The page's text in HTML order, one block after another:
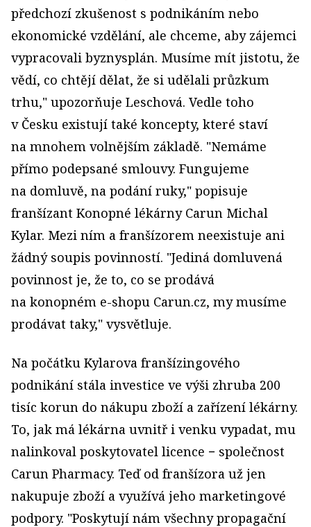
předchozí zkušenost s podnikáním nebo
ekonomické vzdělání, ale chceme, aby zájemci
vypracovali byznysplán. Musíme mít jistotu, že
vědí, co chtějí dělat, že si udělali průzkum
trhu," upozorňuje Leschová. Vedle toho
v Česku existují také koncepty, které staví
na mnohem volnějším základě. "Nemáme
přímo podepsané smlouvy. Fungujeme
na domluvě, na podání ruky," popisuje
franšízant Konopné lékárny Carun Michal
Kylar. Mezi ním a franšízorem neexistuje ani
žádný soupis povinností. "Jediná domluvená
povinnost je, že to, co se prodává
na konopném e-shopu Carun.cz, my musíme
prodávat taky," vysvětluje.
Na počátku Kylarova franšízingového
podnikání stála investice ve výši zhruba 200
tisíc korun do nákupu zboží a zařízení lékárny.
To, jak má lékárna uvnitř i venku vypadat, mu
nalinkoval poskytovatel licence − společnost
Carun Pharmacy. Teď od franšízora už jen
nakupuje zboží a využívá jeho marketingové
podpory. "Poskytují nám všechny propagační